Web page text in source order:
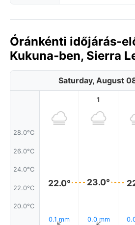
Óránkénti időjárás-
Kukuna-ben, Sierra
Saturday, August
28.0°C
26.0°C
24.0°C
22.0°C
20.0°C
22.0°
0.1 mm
1
23.0°
0.0 mm